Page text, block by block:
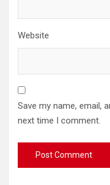
Website
Save my name, email,
next time I comment.